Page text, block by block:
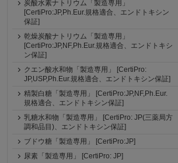
炭酸水素ナトリウム「製造専用」
[CertiPro:JP,Ph.Eur.規格適合、エンドトキシン
保証]
乾燥炭酸ナトリウム「製造専用」
[CertiPro:JP,NF,Ph.Eur.規格適合、エンドトキシ
ン保証]
クエン酸水和物「製造専用」 [CertiPro:
JP,USP,Ph.Eur.規格適合、エンドトキシン保証]
精製白糖「製造専用」 [CertiPro:JP,NF,Ph.Eur.
規格適合、エンドトキシン保証]
乳糖水和物「製造専用」 [CertiPro: JP(三薬局方
調和品目)、エンドトキシン保証]
ブドウ糖「製造専用」 [CertiPro:JP]
尿素「製造専用」 [CertiPro: JP]